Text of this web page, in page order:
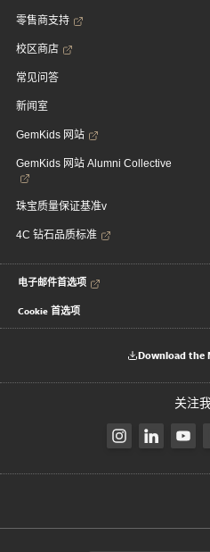
零售商支持
校区商店
常见问答
新闻室
GemKids 网站
GemKids 网站 Alumni Collective
珠宝质量保证基准v
4C 钻石品质标准
电子邮件首选项
Cookie 首选项
Download the
关注